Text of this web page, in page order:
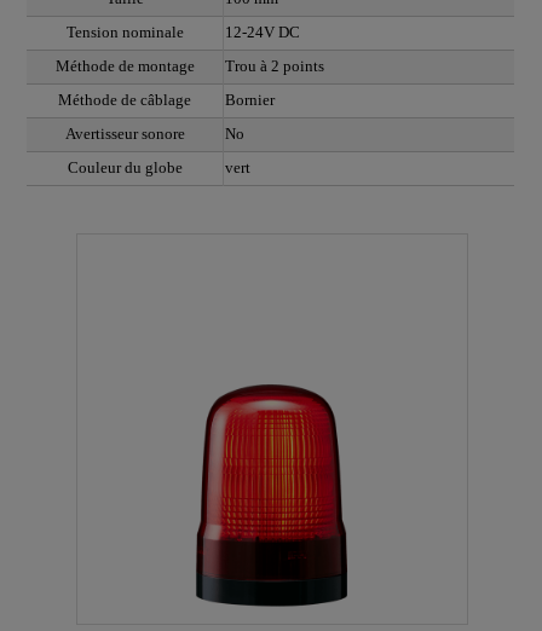
Tension nominale
12-24V DC
Méthode de montage
Trou à 2 points
Méthode de câblage
Bornier
Avertisseur sonore
No
Couleur du globe
vert